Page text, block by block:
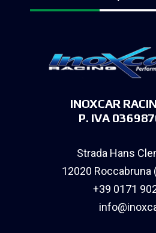
INOXCAR
P. IVA
Strada Hans
12020 Roccabruna
+39 0171